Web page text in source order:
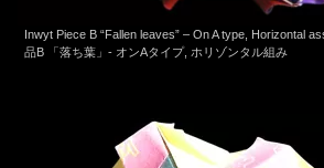
Inwyt Piece B “Fallen leaves” – On A type, Horizontal
品B 「落ち葉」- オンAタイプ, ホリゾンタル組み